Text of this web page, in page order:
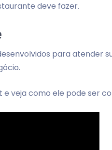
deve fazer.
para atender
veja como ele pode ser